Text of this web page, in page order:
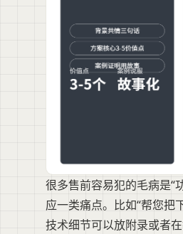
很多售前容易犯的毛病是“
应一类痛点。比如“帮您把
技术细节可以放附录或者